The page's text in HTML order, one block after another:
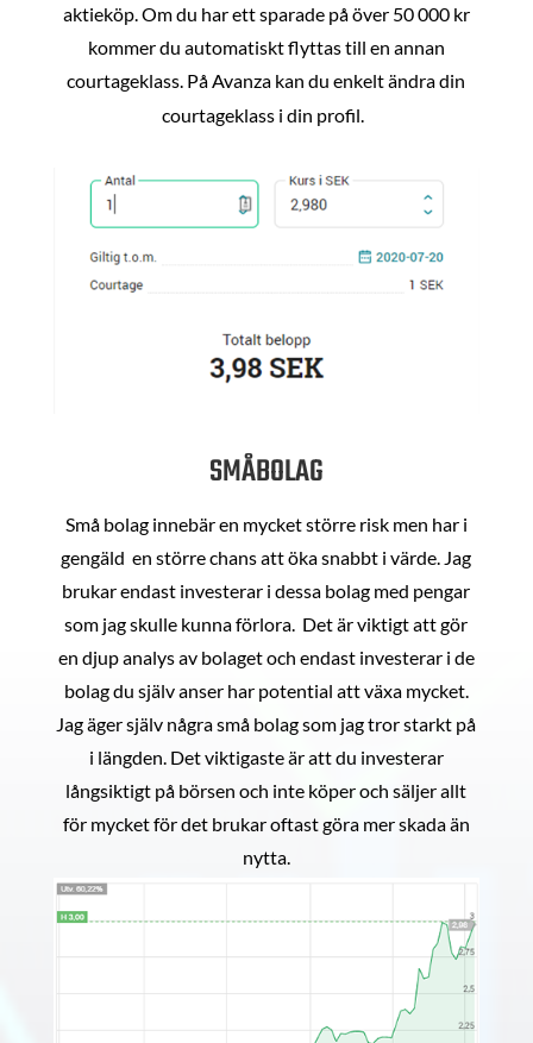
aktieköp. Om du har ett sparade på över 50 000 kr
kommer du automatiskt flyttas till en annan
courtageklass. På Avanza kan du enkelt ändra din
courtageklass i din profil.
SMÅBOLAG
Små bolag innebär en mycket större risk men har i
gengäld en större chans att öka snabbt i värde. Jag
brukar endast investerar i dessa bolag med pengar
som jag skulle kunna förlora. Det är viktigt att gör
en djup analys av bolaget och endast investerar i de
bolag du själv anser har potential att växa mycket.
Jag äger själv några små bolag som jag tror starkt på
i längden. Det viktigaste är att du investerar
långsiktigt på börsen och inte köper och säljer allt
för mycket för det brukar oftast göra mer skada än
nytta.